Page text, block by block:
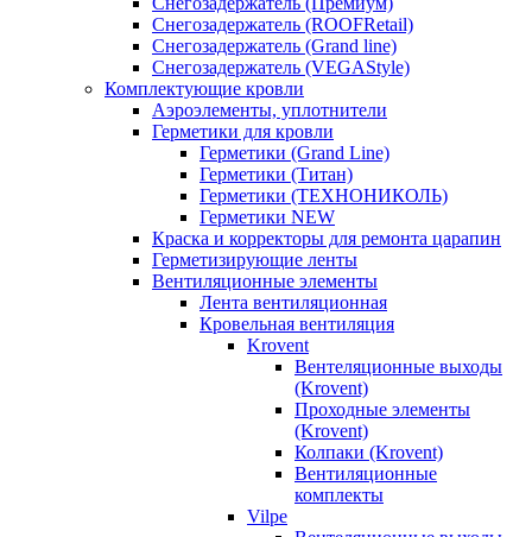
Снегозадержатель (ROOFRetail)
Снегозадержатель (Grand line)
Снегозадержатель (VEGAStyle)
Комплектующие кровли
Аэроэлементы, уплотнители
Герметики для кровли
Герметики (Grand Line)
Герметики (Титан)
Герметики (ТЕХНОНИКОЛЬ)
Герметики NEW
Краска и корректоры для ремонта царапин
Герметизирующие ленты
Вентиляционные элементы
Лента вентиляционная
Кровельная вентиляция
Krovent
Вентеляционные выходы
(Krovent)
Проходные элементы
(Krovent)
Колпаки (Krovent)
Вентиляционные
комплекты
Vilpe